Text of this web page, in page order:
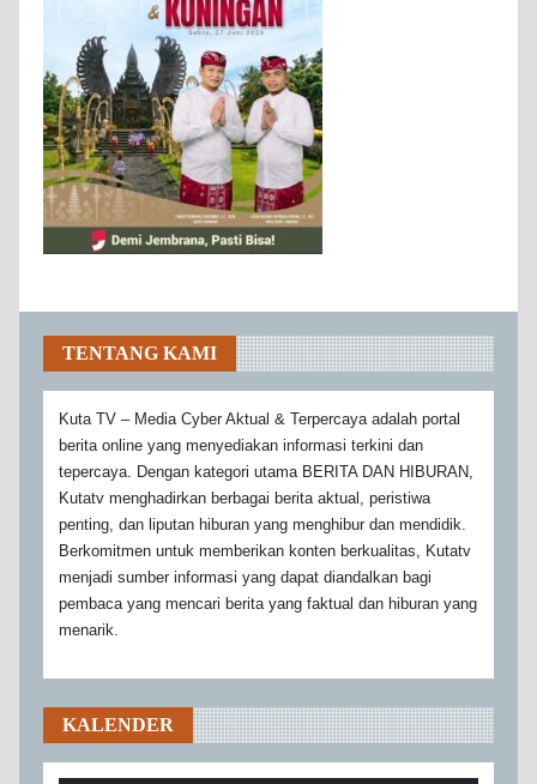
TENTANG KAMI
Kuta TV – Media Cyber Aktual & Terpercaya adalah portal
berita online yang menyediakan informasi terkini dan
tepercaya. Dengan kategori utama BERITA DAN HIBURAN,
Kutatv menghadirkan berbagai berita aktual, peristiwa
penting, dan liputan hiburan yang menghibur dan mendidik.
Berkomitmen untuk memberikan konten berkualitas, Kutatv
menjadi sumber informasi yang dapat diandalkan bagi
pembaca yang mencari berita yang faktual dan hiburan yang
menarik.
KALENDER